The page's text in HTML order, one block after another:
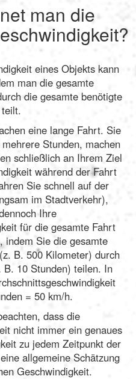
man die
eines Objekts kann
man die gesamte
die gesamte benötigte
eine lange Fahrt. Sie
Stunden, machen
schließlich an Ihrem Ziel
während der Fahrt
Sie schnell auf der
im Stadtverkehr),
Ihre
für die gesamte Fahrt
indem Sie die gesamte
B. 500 Kilometer) durch
10 Stunden) teilen. In
= 50 km/h.
dass die
nicht immer ein genaues
zu jedem Zeitpunkt der
allgemeine Schätzung
Geschwindigkeit.